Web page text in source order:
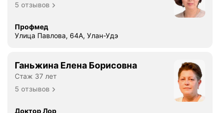
5 отзывов
Профмед
Улица Павлова, 64А, Улан-Удэ
Ганьжина Елена Борисовна
Стаж 37 лет
5 отзывов
Доктор Лор